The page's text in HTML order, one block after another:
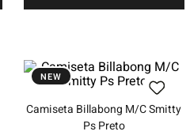
NEW
Camiseta Billabong M/C Smitty
Ps Preto